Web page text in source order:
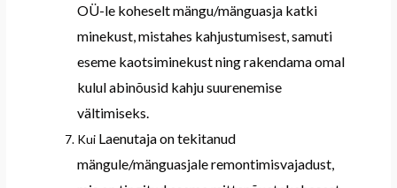
OÜ-le koheseltmängu/mänguasja katki
minekust,mistahes kahjustumisest, samuti
eseme kaotsiminekust ning rakendama omal
kulul abinõusid kahju suurenemise
vältimiseks
Kui Laenutajaon tekitanud
mängule/mänguasjaleremontimisvajadust,